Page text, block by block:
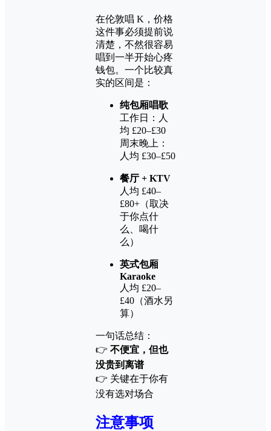
在伦敦唱 K，价格
这件事必须提前说
清楚，不然很容易
唱到一半开始心疼
钱包。一个比较真
实的区间是：
纯包厢唱歌
工作日：人
均 £20–£30
周末晚上：
人均 £30–£50
餐厅 + KTV
人均 £40–
£80+（取决
于你点什
么、喝什
么）
英式包厢
Karaoke
人均 £20–
£40（酒水另
算）
一句话总结：
👉 不便宜，但也
没贵到离谱
👉 关键在于你有
没有选对场合
注意事项